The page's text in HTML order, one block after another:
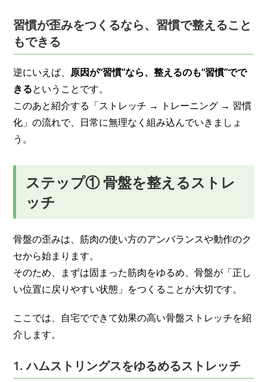
習慣が歪みをつくるなら、習慣で整えること
もできる
逆にいえば、 原因が“習慣”なら、整えるのも“習慣”でで
きるということです。
このあと紹介する「ストレッチ → トレーニング → 習慣
化」の流れで、日常に無理なく組み込んでいきましょ
う。
ステップ① 骨盤を整えるストレ
ッチ
骨盤の歪みは、筋肉の使い方のアンバランスや動作のク
セから始まります。
そのため、まずは固まった筋肉をゆるめ、骨盤が「正し
い位置に戻りやすい状態」をつくることが大切です。
ここでは、自宅でできて効果の高い骨盤ストレッチを紹
介します。
1. ハムストリングスをゆるめるストレッチ